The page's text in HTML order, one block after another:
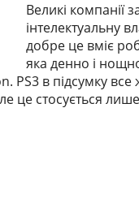
Великі компанії
інтелектуальну
добре це вміє
яка денно і
PS3 в підсумку
це стосується